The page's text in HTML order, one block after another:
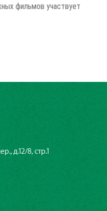
фильмов участвует
д.12/8, стр.1